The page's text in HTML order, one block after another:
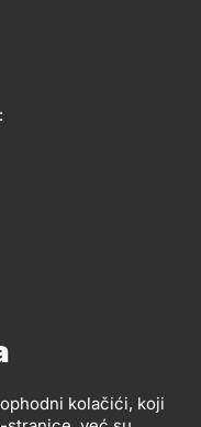
kolačići, koji
Sarajevo